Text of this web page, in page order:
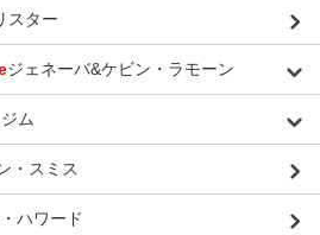
スター
ジェネーバ&ケビン・ラモーン
ム
・スミス
ハワード